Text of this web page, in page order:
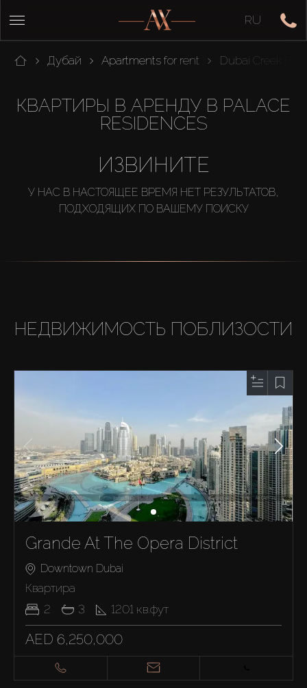
RU
Дубай Apartments for rent Dubai Creek
КВАРТИРЫ В АРЕНДУ В PALACE
RESIDENCES
ИЗВИНИТЕ
У НАС В НАСТОЯЩЕЕ ВРЕМЯ НЕТ РЕЗУЛЬТАТОВ,
ПОДХОДЯЩИХ ПО ВАШЕМУ ПОИСКУ
НЕДВИЖИМОСТЬ ПОБЛИЗОСТИ
Grande At The Opera District
Downtown Dubai
Квартира
2
3 1201 кв.фут
AED 6,250,000